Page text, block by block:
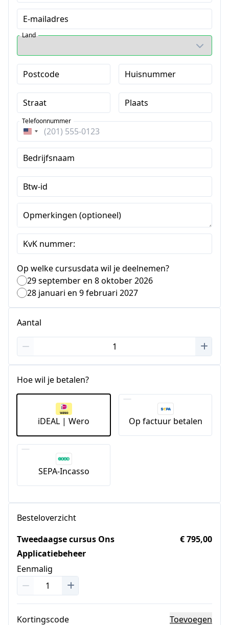
E-mailadres
Land
Postcode Huisnummer
Straat Plaats
Verenigde
Staten
+1
Telefoonnummer
Bedrijfsnaam
Btw-id
Opmerkingen (optioneel)
KvK nummer:
Op welke cursusdata wil je deelnemen?
29 september en 8 oktober 2026
28 januari en 9 februari 2027
Aantal
Hoe wil je betalen?
iDEAL | Wero Op factuur betalen
SEPA-Incasso
Besteloverzicht
Tweedaagse cursus Ons
Applicatiebeheer
Eenmalig
€ 795,00
Kortingscode Toevoegen